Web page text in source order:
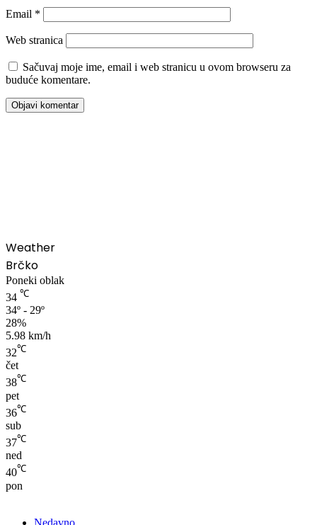
Email *
Web stranica
Sačuvaj moje ime, email i web stranicu u ovom browseru za
buduće komentare.
Weather
Brčko
Poneki oblak
34 ℃
34º - 29º
28%
5.98 km/h
32℃
čet
38℃
pet
36℃
sub
37℃
ned
40℃
pon
Nedavno